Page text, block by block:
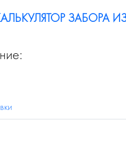
ЗАБОРА